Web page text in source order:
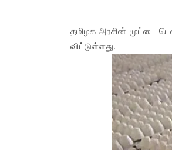
தமிழக அரசின் முட்டை
விட்டுள்ளது.